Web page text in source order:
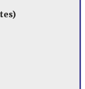
Emirates)